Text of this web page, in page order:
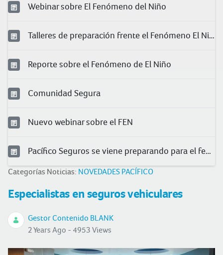
Webinar sobre El Fenómeno del Niño
Talleres de preparación frente el Fenómeno El Niño
Reporte sobre el Fenómeno de El Niño
Comunidad Segura
Nuevo webinar sobre el FEN
Pacífico Seguros se viene preparando para el fenómeno El Niño
Categorías Noticias: NOVEDADES PACÍFICO
Especialistas en seguros vehiculares
Gestor Contenido BLANK
2 Years Ago - 4953 Views